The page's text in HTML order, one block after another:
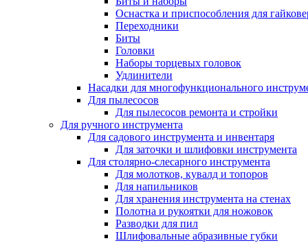
Оснастка и приспособления для
Переходники
Биты
Головки
Наборы торцевых головок
Удлинители
Насадки для многофункционального
Для пылесосов
Для пылесосов ремонта и стройки
Для ручного инструмента
Для садового инструмента и инвентаря
Для заточки и шлифовки инструмента
Для столярно-слесарного инструмента
Для молотков, кувалд и топоров
Для напильников
Для хранения инструмента на стенах
Полотна и рукоятки для ножовок
Разводки для пил
Шлифовальные абразивные губки